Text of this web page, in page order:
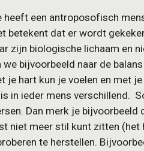
heeft een antroposofisch
betekent dat er wordt
zijn biologische lichaam en
bijvoorbeeld naar de
je hart kun je voelen en met
in ieder mens verschillend.
Dan merk je bijvoorbeeld
niet meer stil kunt zitten (het
te herstellen.